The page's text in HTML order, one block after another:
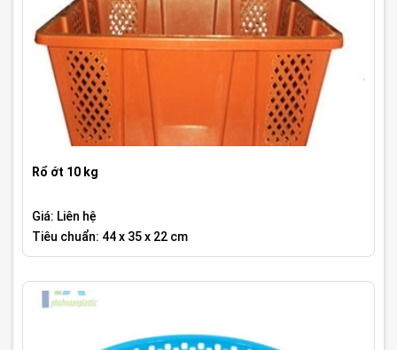
Rổ ớt 10 kg
Giá: Liên hệ
Tiêu chuẩn: 44 x 35 x 22 cm